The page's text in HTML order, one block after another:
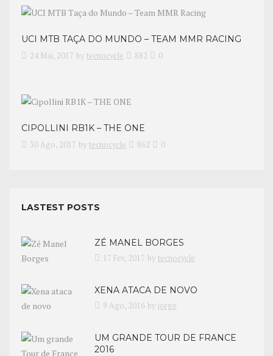
UCI MTB TAÇA DO MUNDO – TEAM MMR RACING
24 Mai, 2017 by tecnocycle 882 0
CIPOLLINI RB1K – THE ONE
30 Ago, 2017 by tecnocycle 862 0
LASTEST POSTS
ZÉ MANEL BORGES
17 Fev, 2017 by tecnocycle
XENA ATACA DE NOVO
9 Ago, 2016 by jorge
UM GRANDE TOUR DE FRANCE
2016